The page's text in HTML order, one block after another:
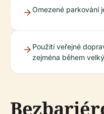
Omezené parkování
Použití veřejné
zejména během